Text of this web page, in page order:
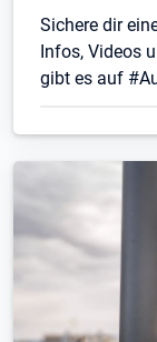
Sichere dir
Infos, Videos
gibt es auf